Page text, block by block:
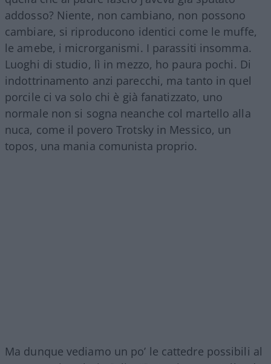
addosso? Niente, non cambiano, non possono
cambiare, si riproducono identici come le muffe,
le amebe, i microrganismi. I parassiti insomma.
Luoghi di studio, lì in mezzo, ho paura pochi. Di
indottrinamento anzi parecchi, ma tanto in quel
porcile ci va solo chi è già fanatizzato, uno
normale non si sogna neanche col martello alla
nuca, come il povero Trotsky in Messico, un
topos, una mania comunista proprio.
Ma dunque vediamo un po’ le cattedre possibili al